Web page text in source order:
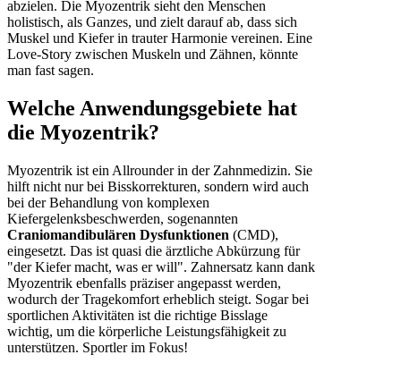
abzielen. Die Myozentrik sieht den Menschen
holistisch, als Ganzes, und zielt darauf ab, dass sich
Muskel und Kiefer in trauter Harmonie vereinen. Eine
Love-Story zwischen Muskeln und Zähnen, könnte
man fast sagen.
Welche Anwendungsgebiete hat
die Myozentrik?
Myozentrik ist ein Allrounder in der Zahnmedizin. Sie
hilft nicht nur bei Bisskorrekturen, sondern wird auch
bei der Behandlung von komplexen
Kiefergelenksbeschwerden, sogenannten
Craniomandibulären Dysfunktionen (CMD),
eingesetzt. Das ist quasi die ärztliche Abkürzung für
"der Kiefer macht, was er will". Zahnersatz kann dank
Myozentrik ebenfalls präziser angepasst werden,
wodurch der Tragekomfort erheblich steigt. Sogar bei
sportlichen Aktivitäten ist die richtige Bisslage
wichtig, um die körperliche Leistungsfähigkeit zu
unterstützen. Sportler im Fokus!